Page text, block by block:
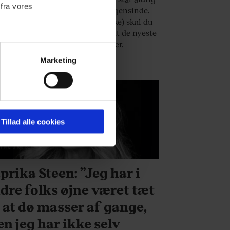
vores
indhold til dig.
i forbindelse med
læse mere om vores
i både
Marketing
Tillad alle cookies
og udbuddet er større end nogensinde.
hvilken bil (og hvilket bilmærke) skal du
Her er vores favoritter blandt de nyeste
– i fire forskellige kategorier.
Steen: ”Jeg har i
folks øjne været tæt
at dø masser af gange,
jeg har ikke selv